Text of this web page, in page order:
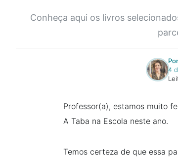
Conheça aqui os livros
4
Professor(a), estamos muito
A Taba na Escola neste ano.
Temos certeza de que essa